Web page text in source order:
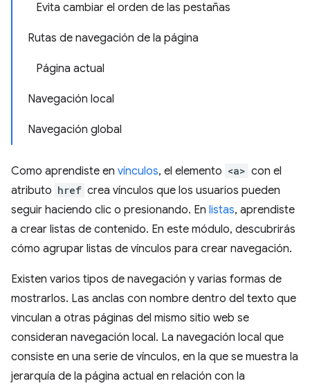
Evita cambiar el orden de las pestañas
Rutas de navegación de la página
Página actual
Navegación local
Navegación global
Como aprendiste en vínculos, el elemento <a> con el
atributo href crea vínculos que los usuarios pueden
seguir haciendo clic o presionando. En listas, aprendiste
a crear listas de contenido. En este módulo, descubrirás
cómo agrupar listas de vínculos para crear navegación.
Existen varios tipos de navegación y varias formas de
mostrarlos. Las anclas con nombre dentro del texto que
vinculan a otras páginas del mismo sitio web se
consideran navegación local. La navegación local que
consiste en una serie de vínculos, en la que se muestra la
jerarquía de la página actual en relación con la